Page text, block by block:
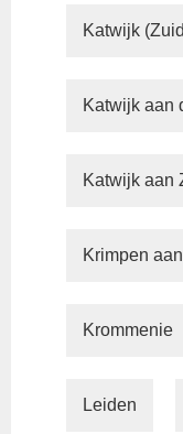
Katwijk
Katwijk aan
Katwijk aan
Krimpen
Krommenie
Leiden